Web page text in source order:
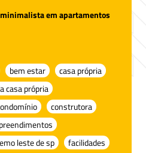
em apartamentos
bem estar
casa própria
casa própria
construtora
leste de sp
facilidades